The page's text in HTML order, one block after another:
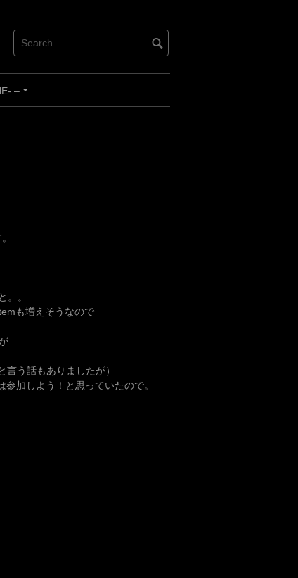
+
–
。。
も増えそうなので
う話もありましたが）
加しよう！と思っていたので。